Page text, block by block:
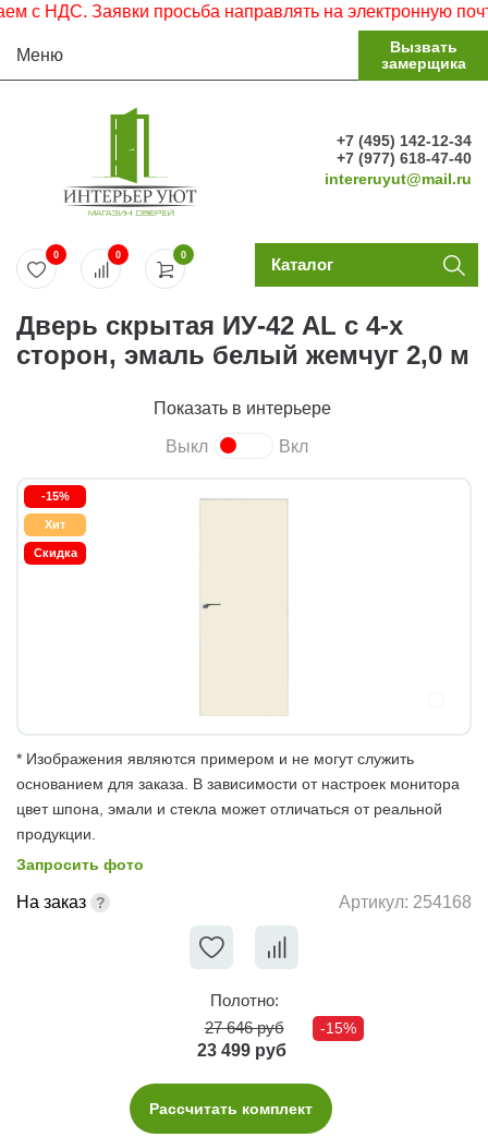
Заявки просьба направлять на электронную почту.
Меню
Вызвать
замерщика
+7 (495) 142-12-34
+7 (977) 618-47-40
intereruyut@mail.ru
0
0 0 Каталог
Дверь скрытая ИУ-42 AL с 4-х
сторон, эмаль белый жемчуг 2,0 м
Показать в интерьере
Выкл Вкл
-15%
Хит
Скидка
* Изображения являются примером и не могут служить
основанием для заказа. В зависимости от настроек монитора
цвет шпона, эмали и стекла может отличаться от реальной
продукции.
Запросить фото
На заказ Артикул: 254168
Полотно:
27 646 руб
-15%
23 499 руб
Рассчитать комплект